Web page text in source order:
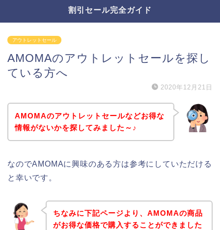
割引セール完全ガイド
アウトレットセール
AMOMAのアウトレットセールを探し
ている方へ
2020年12月21日
AMOMAのアウトレットセールなどお得な
情報がないかを探してみました～♪
なのでAMOMAに興味のある方は参考にしていただける
と幸いです。
ちなみに下記ページより、AMOMAの商品
がお得な価格で購入することができました